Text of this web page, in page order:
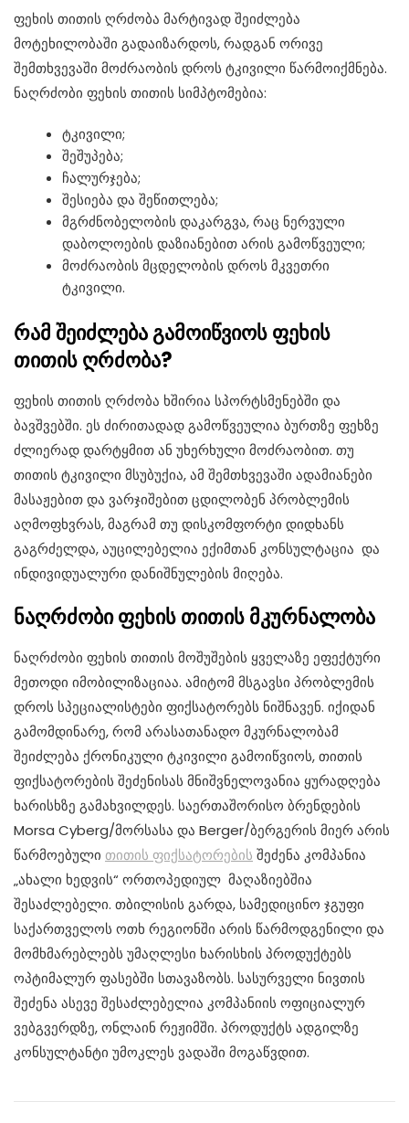
ფეხის თითის ღრძობა მარტივად შეიძლება
მოტეხილობაში გადაიზარდოს, რადგან ორივე
შემთხვევაში მოძრაობის დროს ტკივილი წარმოიქმნება.
ნაღრძობი ფეხის თითის სიმპტომებია:
ტკივილი;
შეშუპება;
ჩალურჯება;
შესიება და შეწითლება;
მგრძნობელობის დაკარგვა, რაც ნერვული
დაბოლოების დაზიანებით არის გამოწვეული;
მოძრაობის მცდელობის დროს მკვეთრი
ტკივილი.
რამ შეიძლება გამოიწვიოს ფეხის
თითის ღრძობა?
ფეხის თითის ღრძობა ხშირია სპორტსმენებში და
ბავშვებში. ეს ძირითადად გამოწვეულია ბურთზე ფეხზე
ძლიერად დარტყმით ან უხერხული მოძრაობით. თუ
თითის ტკივილი მსუბუქია, ამ შემთხვევაში ადამიანები
მასაჟებით და ვარჯიშებით ცდილობენ პრობლემის
აღმოფხვრას, მაგრამ თუ დისკომფორტი დიდხანს
გაგრძელდა, აუცილებელია ექიმთან კონსულტაცია და
ინდივიდუალური დანიშნულების მიღება.
ნაღრძობი ფეხის თითის მკურნალობა
ნაღრძობი ფეხის თითის მოშუშების ყველაზე ეფექტური
მეთოდი იმობილიზაციაა. ამიტომ მსგავსი პრობლემის
დროს სპეციალისტები ფიქსატორებს ნიშნავენ. იქიდან
გამომდინარე, რომ არასათანადო მკურნალობამ
შეიძლება ქრონიკული ტკივილი გამოიწვიოს, თითის
ფიქსატორების შეძენისას მნიშვნელოვანია ყურადღება
ხარისხზე გამახვილდეს. საერთაშორისო ბრენდების
Morsa Cyberg/მორსასა და Berger/ბერგერის მიერ არის
წარმოებული თითის ფიქსატორების შეძენა კომპანია
„ახალი ხედვის“ ორთოპედიულ მაღაზიებშია
შესაძლებელი. თბილისის გარდა, სამედიცინო ჯგუფი
საქართველოს ოთხ რეგიონში არის წარმოდგენილი და
მომხმარებლებს უმაღლესი ხარისხის პროდუქტებს
ოპტიმალურ ფასებში სთავაზობს. სასურველი ნივთის
შეძენა ასევე შესაძლებელია კომპანიის ოფიციალურ
ვებგვერდზე, ონლაინ რეჟიმში. პროდუქტს ადგილზე
კონსულტანტი უმოკლეს ვადაში მოგაწვდით.